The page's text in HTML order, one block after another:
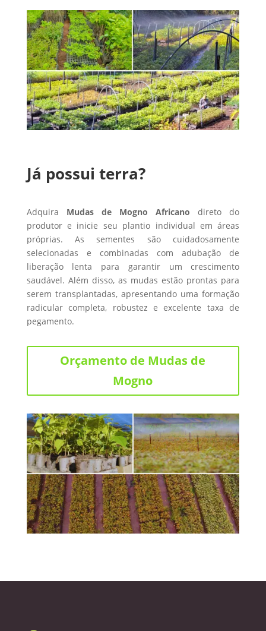
Já possui terra?
Adquira Mudas de Mogno Africano direto do
produtor e inicie seu plantio individual em áreas
próprias. As sementes são cuidadosamente
selecionadas e combinadas com adubação de
liberação lenta para garantir um crescimento
saudável. Além disso, as mudas estão prontas para
serem transplantadas, apresentando uma formação
radicular completa, robustez e excelente taxa de
pegamento.
Orçamento de Mudas de
Mogno